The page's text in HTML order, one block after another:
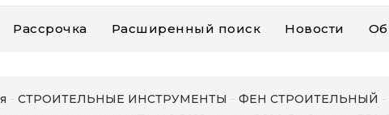
Рассрочка Расширенный поиск Новости
СТРОИТЕЛЬНЫЕ ИНСТРУМЕНТЫ ФЕН СТРОИТЕЛЬНЫЙ